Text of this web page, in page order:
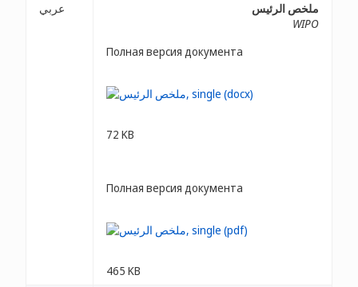
عربي
ملخص الرئيس
WIPO
Полная версия документа
72 KB
Полная версия документа
465 KB